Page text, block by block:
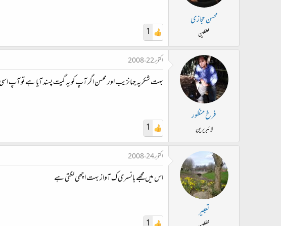
محسن حجازی
محفلین 1
فرخ منظور
لائبریرین
اکتوبر 22، 2008
بہت شکریہ جہانزیب اور محسن اگر آپ کو یہ گیت پسند آیا ہے تو آپ اسی
1
تعبیر
اکتوبر 24، 2008
اس میں مجھے بانسری ک آواز بہت اچھی لگتی ہے